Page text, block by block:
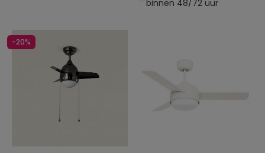
binnen 48/72 uur
-20%